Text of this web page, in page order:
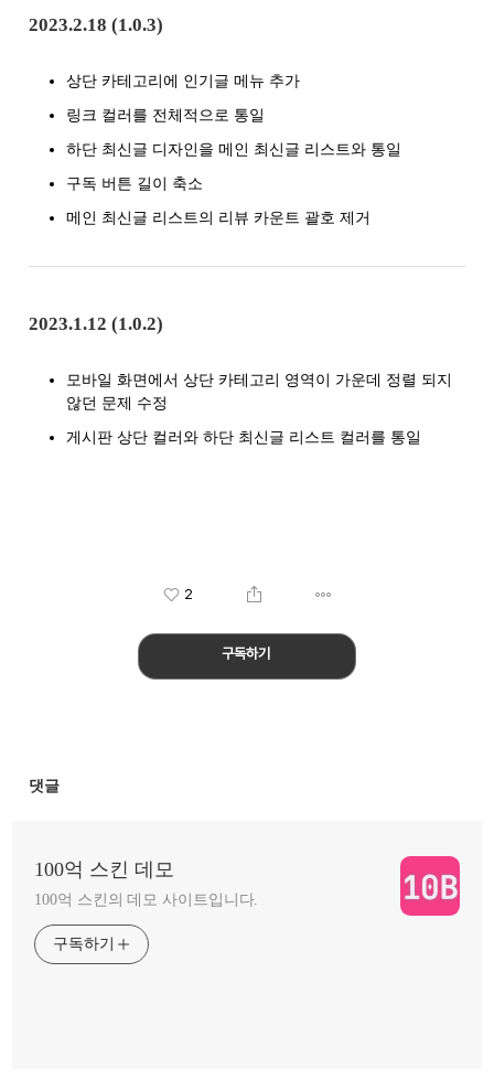
2023.2.18 (1.0.3)
상단 카테고리에 인기글 메뉴 추가
링크 컬러를 전체적으로 통일
하단 최신글 디자인을 메인 최신글 리스트와 통일
구독 버튼 길이 축소
메인 최신글 리스트의 리뷰 카운트 괄호 제거
2023.1.12 (1.0.2)
모바일 화면에서 상단 카테고리 영역이 가운데 정렬 되지
않던 문제 수정
게시판 상단 컬러와 하단 최신글 리스트 컬러를 통일
2
구독하기
댓글
100억 스킨 데모
100억 스킨의 데모 사이트입니다.
구독하기